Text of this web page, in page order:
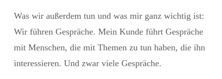
Was wir außerdem tun und was mir ganz wichtig ist:
Wir führen Gespräche. Mein Kunde führt Gespräche
mit Menschen, die mit Themen zu tun haben, die ihn
interessieren. Und zwar viele Gespräche.